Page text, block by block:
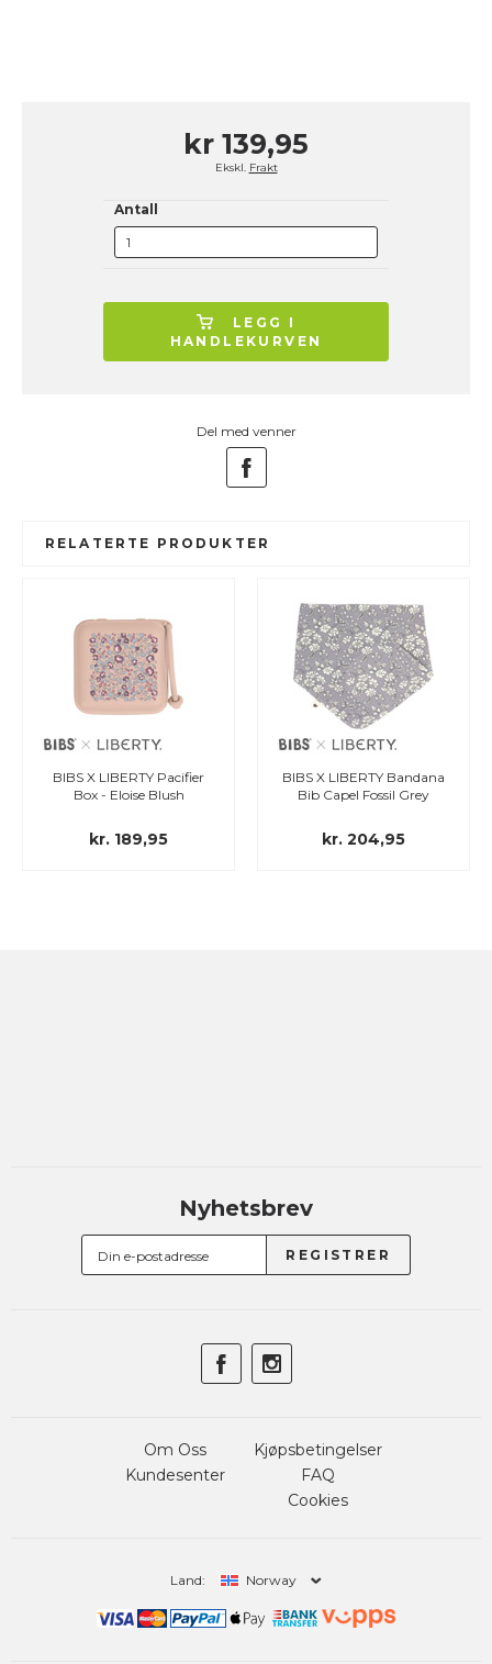
kr 139,95
Ekskl. Frakt
Antall
LEGG I
HANDLEKURVEN
Del med venner
RELATERTE PRODUKTER
BIBS X LIBERTY Pacifier
Box - Eloise Blush
kr. 189,95
BIBS X LIBERTY Bandana
Bib Capel Fossil Grey
kr. 204,95
Nyhetsbrev
Om Oss
Kundesenter
Kjøpsbetingelser
FAQ
Cookies
Land: Norway